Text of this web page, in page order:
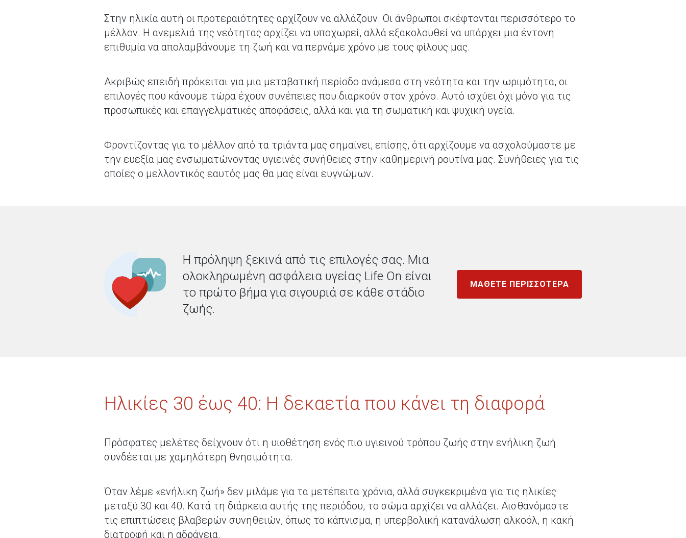
Στην ηλικία αυτή οι προτεραιότητες αρχίζουν να αλλάζουν. Οι άνθρωποι σκέφτονται περισσότερο το
μέλλον. Η ανεμελιά της νεότητας αρχίζει να υποχωρεί, αλλά εξακολουθεί να υπάρχει μια έντονη
επιθυμία να απολαμβάνουμε τη ζωή και να περνάμε χρόνο με τους φίλους μας.
Ακριβώς επειδή πρόκειται για μια μεταβατική περίοδο ανάμεσα στη νεότητα και την ωριμότητα, οι
επιλογές που κάνουμε τώρα έχουν συνέπειες που διαρκούν στον χρόνο. Αυτό ισχύει όχι μόνο για τις
προσωπικές και επαγγελματικές αποφάσεις, αλλά και για τη σωματική και ψυχική υγεία.
Φροντίζοντας για το μέλλον από τα τριάντα μας σημαίνει, επίσης, ότι αρχίζουμε να ασχολούμαστε με
την ευεξία μας ενσωματώνοντας υγιεινές συνήθειες στην καθημερινή ρουτίνα μας. Συνήθειες για τις
οποίες ο μελλοντικός εαυτός μας θα μας είναι ευγνώμων.
Η πρόληψη ξεκινά από τις επιλογές σας. Μια
ολοκληρωμένη ασφάλεια υγείας Life On είναι
το πρώτο βήμα για σιγουριά σε κάθε στάδιο
ζωής.
ΜΑΘΕΤΕ ΠΕΡΙΣΣΟΤΕΡΑ
Ηλικίες 30 έως 40: Η δεκαετία που κάνει τη διαφορά
Πρόσφατες μελέτες δείχνουν ότι η υιοθέτηση ενός πιο υγιεινού τρόπου ζωής στην ενήλικη ζωή
συνδέεται με χαμηλότερη θνησιμότητα.
Όταν λέμε «ενήλικη ζωή» δεν μιλάμε για τα μετέπειτα χρόνια, αλλά συγκεκριμένα για τις ηλικίες
μεταξύ 30 και 40. Κατά τη διάρκεια αυτής της περιόδου, το σώμα αρχίζει να αλλάζει. Αισθανόμαστε
τις επιπτώσεις βλαβερών συνηθειών, όπως το κάπνισμα, η υπερβολική κατανάλωση αλκοόλ, η κακή
διατροφή και η αδράνεια.